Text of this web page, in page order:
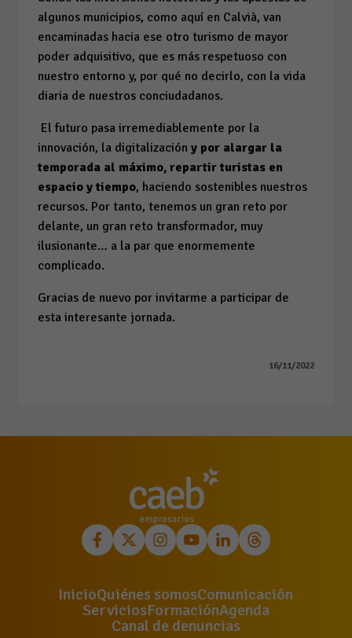
algunos municipios, como aquí en Calvià, van
encaminadas hacia ese otro turismo de mayor
poder adquisitivo, que es más respetuoso con
nuestro entorno y, por qué no decirlo, con la vida
diaria de nuestros conciudadanos.
El futuro pasa irremediablemente por la
innovación, la digitalización y por alargar la
temporada al máximo, repartir turistas en
espacio y tiempo, haciendo sostenibles nuestros
recursos. Por tanto, tenemos un gran reto por
delante, un gran reto transformador, muy
ilusionante… a la par que enormemente
complicado.
Gracias de nuevo por invitarme a participar de
esta interesante jornada.
16/11/2022
InicioQuiénes somosComunicación
ServiciosFormaciónAgenda
Canal de denuncias